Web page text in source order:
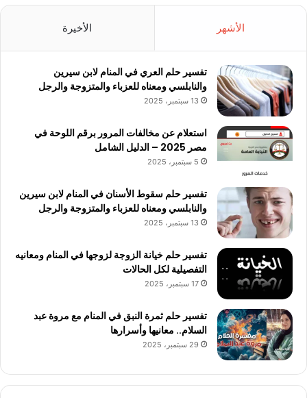
الأشهر الأخيرة
تفسير حلم العري في المنام لابن سيرين
والنابلسي ومعناه للعزباء والمتزوجة والرجل
13 سبتمبر، 2025
استعلام عن مخالفات المرور برقم اللوحة في
مصر 2025 – الدليل الشامل
5 سبتمبر، 2025
تفسير حلم سقوط الأسنان في المنام لابن سيرين
والنابلسي ومعناه للعزباء والمتزوجة والرجل
13 سبتمبر، 2025
تفسير حلم خيانة الزوجة لزوجها في المنام ومعانيه
التفصيلية لكل الحالات
17 سبتمبر، 2025
تفسير حلم ثمرة النبق في المنام مع مروة عبد
السلام.. معانيها وأسرارها
29 سبتمبر، 2025